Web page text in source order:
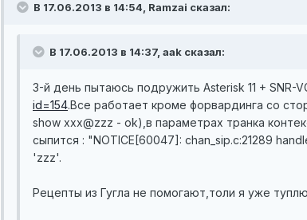
В 17.06.2013 в 14:54, Ramzai сказал:
В 17.06.2013 в 14:37, aak сказал:
3-й день пытаюсь подружить Asterisk 11 + SNR-
id=154.Все работает кроме форвардинга со
show xxx@zzz - ok),в параметрах транка
сыпится : "NOTICE[60047]: chan_sip.c:21289
'zzz'.
Рецепты из Гугла не помогают,толи я уже